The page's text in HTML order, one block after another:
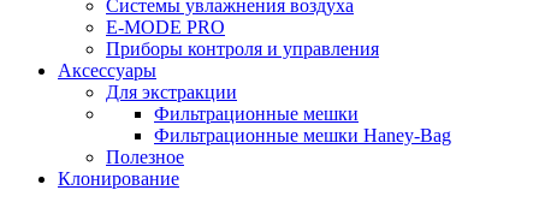
Системы увлажнения воздуха
E-MODE PRO
Приборы контроля и управления
Аксессуары
Для экстракции
Фильтрационные мешки
Фильтрационные мешки Haney-Bag
Полезное
Клонирование